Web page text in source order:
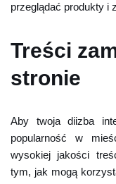
przeglądać produkty i
Treści
stronie
Aby twoja diizba
popularność w
wysokiej jakości
tym, jak mogą